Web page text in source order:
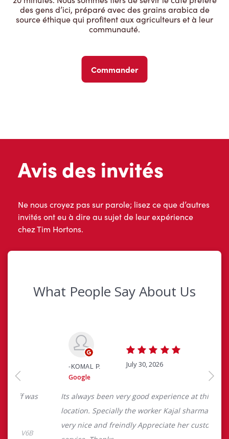
des gens d’ici, préparé avec des grains arabica de
source éthique qui profitent aux agriculteurs et à leur
communauté.
Commander
Avis des invités
Ne nous croyez pas sur parole; lisez ce que d’autres
invités ont eu à dire au sujet de leur expérience
chez Tim Hortons.